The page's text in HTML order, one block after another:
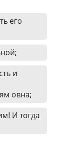
его
и
овна;
И тогда